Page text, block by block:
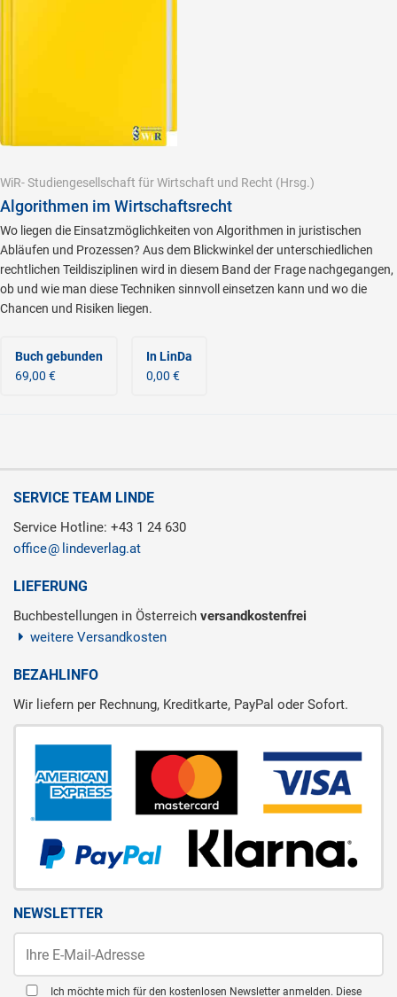
WiR- Studiengesellschaft für Wirtschaft und Recht (Hrsg.)
Algorithmen im Wirtschaftsrecht
Wo liegen die Einsatzmöglichkeiten von Algorithmen in juristischen
Abläufen und Prozessen? Aus dem Blickwinkel der unterschiedlichen
rechtlichen Teildisziplinen wird in diesem Band der Frage nachgegangen,
ob und wie man diese Techniken sinnvoll einsetzen kann und wo die
Chancen und Risiken liegen.
Buch gebunden
69,00 €
In LinDa
0,00 €
SERVICE TEAM LINDE
Service Hotline: +43 1 24 630
office
lindeverlag.at
LIEFERUNG
Buchbestellungen in Österreich versandkostenfrei
weitere Versandkosten
BEZAHLINFO
Wir liefern per Rechnung, Kreditkarte, PayPal oder Sofort.
NEWSLETTER
Ich möchte mich für den kostenlosen Newsletter anmelden. Diese